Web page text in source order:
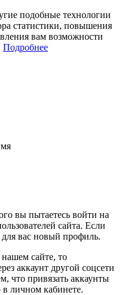
подобные технологии
статистики, повышения
вам возможности
Подробнее
вы пытаетесь войти на
вас новый профиль.
сайте, то
другой соцсети
что привязать аккаунты
ваших соцсетей к профилю можно в личном кабинете.